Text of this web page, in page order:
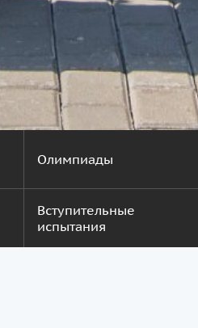
Олимпиады
Вступительные
испытания